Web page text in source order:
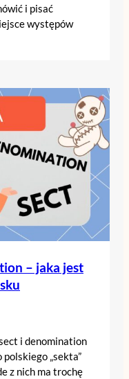
i pisać
występów
– jaka jest
i denomination
polskiego „sekta”
z nich ma trochę